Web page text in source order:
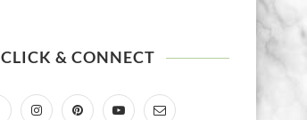
CLICK & CONNECT